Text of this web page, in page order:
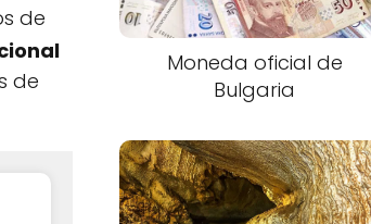
de
de
Moneda oficial de
Bulgaria